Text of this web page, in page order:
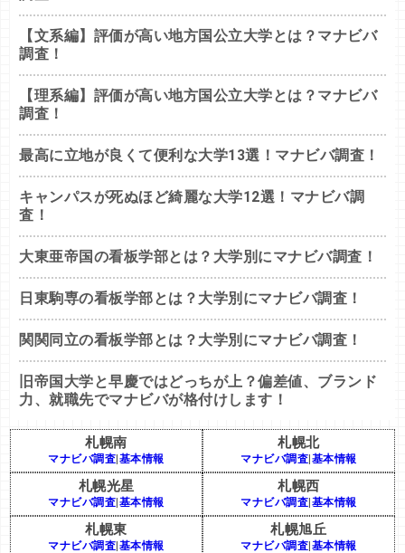
【文系編】評価が高い地方国公立大学とは？マナビバ
調査！
【理系編】評価が高い地方国公立大学とは？マナビバ
調査！
最高に立地が良くて便利な大学13選！マナビバ調査！
キャンパスが死ぬほど綺麗な大学12選！マナビバ調
査！
大東亜帝国の看板学部とは？大学別にマナビバ調査！
日東駒専の看板学部とは？大学別にマナビバ調査！
関関同立の看板学部とは？大学別にマナビバ調査！
旧帝国大学と早慶ではどっちが上？偏差値、ブランド
力、就職先でマナビバが格付けします！
札幌南
マナビバ調査|基本情報
札幌北
マナビバ調査|基本情報
札幌光星
マナビバ調査|基本情報
札幌西
マナビバ調査|基本情報
札幌東
マナビバ調査|基本情報
札幌旭丘
マナビバ調査|基本情報